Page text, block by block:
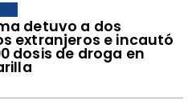
detuvo a dos
extranjeros e incautó
dosis de droga en